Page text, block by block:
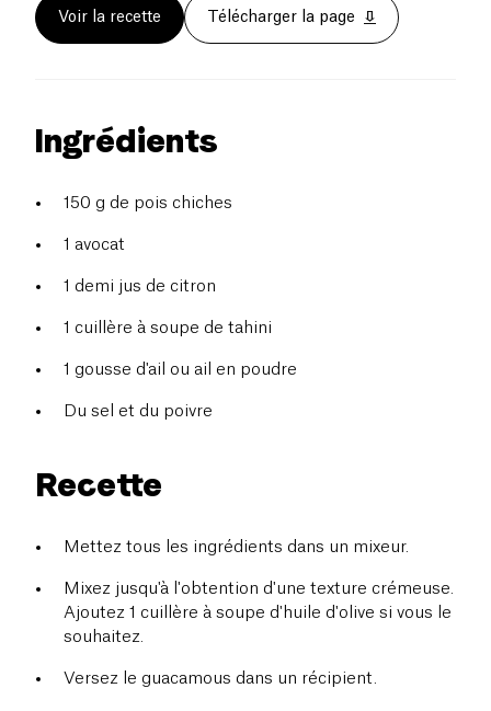
Voir la recette Télécharger la page
Ingrédients
150 g de pois chiches
1 avocat
1 demi jus de citron
1 cuillère à soupe de tahini
1 gousse d'ail ou ail en poudre
Du sel et du poivre
Recette
Mettez tous les ingrédients dans un mixeur.
Mixez jusqu'à l'obtention d'une texture crémeuse.
Ajoutez 1 cuillère à soupe d'huile d'olive si vous le
souhaitez.
Versez le guacamous dans un récipient.